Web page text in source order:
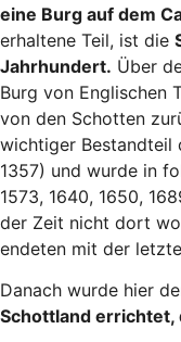
eine Burg auf dem
erhaltene Teil, ist die
Jahrhundert. Über
Burg von Englischen
von den Schotten
wichtiger Bestandteil
1357) und wurde in
1573, 1640, 1650,
der Zeit nicht dort
endeten mit der
Danach wurde hier
Schottland errichtet,